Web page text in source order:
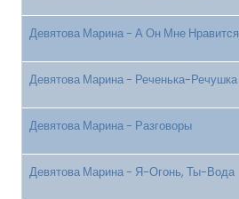
Девятова Марина - А Он Мне Нравится
Девятова Марина - Реченька-Речушка
Девятова Марина - Разговоры
Девятова Марина - Я-Огонь, Ты-Вода